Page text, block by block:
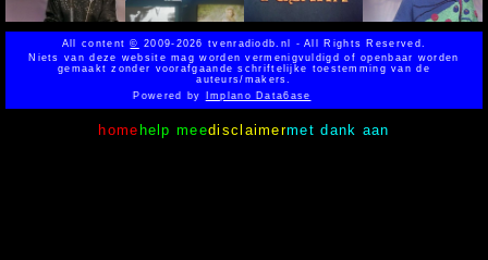
All content© 2009-2026 tvenradiodb.nl - All Rights Reserved.
Niets van deze website mag worden vermenigvuldigd of openbaar worden
gemaakt zonder voorafgaande schriftelijke toestemming van de
auteurs/makers.
Powered by
Implano Data6ase
home help meedisclaimermet dank aan